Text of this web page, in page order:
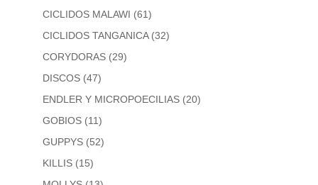
CICLIDOS MALAWI (61)
CICLIDOS TANGANICA (32)
CORYDORAS (29)
DISCOS (47)
ENDLER Y MICROPOECILIAS (20)
GOBIOS (11)
GUPPYS (52)
KILLIS (15)